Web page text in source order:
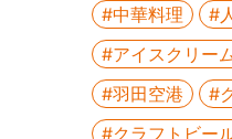
#中華料理
#
#アイスクリー
#羽田空港
#
#クラフトビー